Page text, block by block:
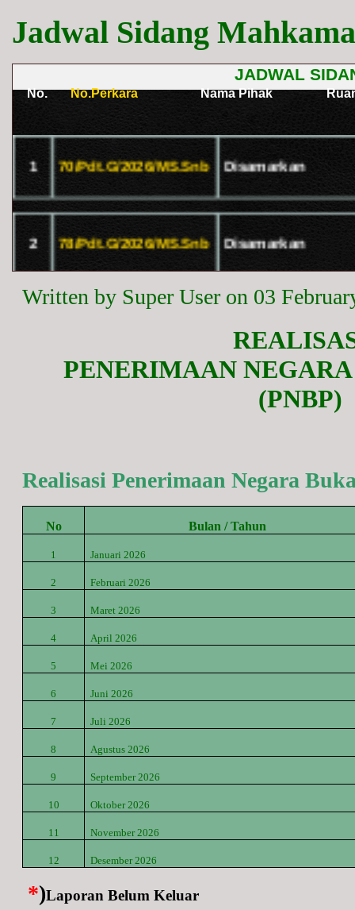
Jadwal Sidang
Written by Super User on 03
PENERIMAAN
(PNBP)
Realisasi Penerimaan Negara
No Bulan / Tahun
1 Januari 2026
2 Februari 2026
3 Maret 2026
4 April 2026
5 Mei 2026
6 Juni 2026
7 Juli 2026
8 Agustus 2026
9 September 2026
10 Oktober 2026
11 November 2026
12 Desember 2026
*)Laporan Belum Keluar